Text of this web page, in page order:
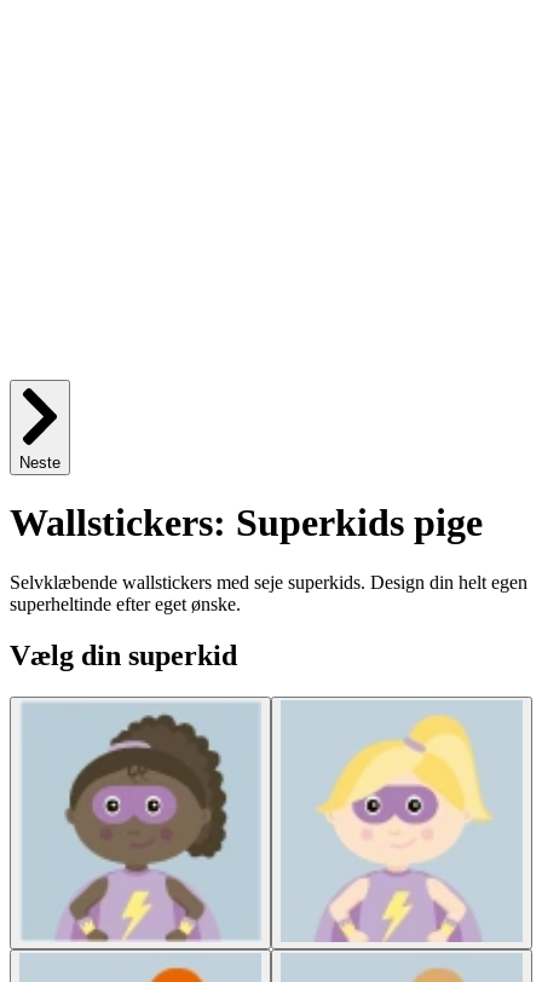
Neste
Wallstickers: Superkids pige
Selvklæbende wallstickers med seje superkids. Design din helt egen
superheltinde efter eget ønske.
Vælg din superkid